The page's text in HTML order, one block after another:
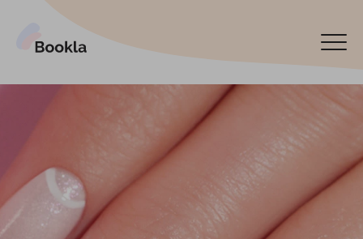
Pieslēgt manu uzņēmumu
Rezervēt tagad
English